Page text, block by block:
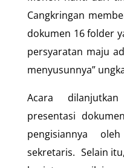
Cangkringan
dokumen 16 folder
persyaratan maju
menyusunnya”
Acara
presentasi
pengisiannya
sekretaris. Selain